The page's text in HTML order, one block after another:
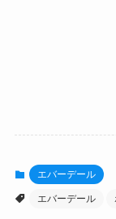
エバーデール
エバーデール